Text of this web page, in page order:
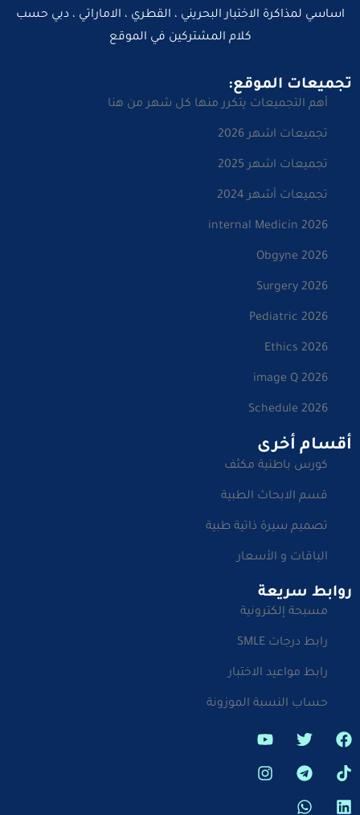
اساسي لمذاكرة الاختبار البحريني ، القطري ، الاماراتي ، دبي حسب
كلام المشتركين في الموقع
تجميعات الموقع:
أهم التجميعات يتكرر منها كل شهر من هنا
تجميعات اشهر 2026
تجميعات اشهر 2025
تجميعات أشهر 2024
internal Medicin 2026
Obgyne 2026
Surgery 2026
Pediatric 2026
Ethics 2026
image Q 2026
Schedule 2026
أقسام أخرى
كورس باطنية مكثف
قسم الابحاث الطبية
تصميم سيرة ذاتية طبية
الباقات و الأسعار
روابط سريعة
مسبحة إلكترونية
رابط درجات SMLE
رابط مواعيد الاختبار
حساب النسبة الموزونة